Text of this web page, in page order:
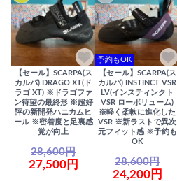
【セール】SCARPA(ス
カルパ) DRAGO XT(ド
ラゴ XT) ※ドラゴファ
ン待望の最終形 ※超好
評の新開発ハニカムヒ
ール ※密着度と足裏感
覚が向上
28,600円
27,500円
予約もOK
【セール】SCARPA(ス
カルパ) INSTINCT VSR
LV(インスティンクト
VSR ローボリューム)
※軽く柔軟に進化した
VSR ※新ラストで異次
元フィット感 ※予約も
OK
28,600円
24,200円